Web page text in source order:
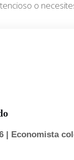
o
| Economista